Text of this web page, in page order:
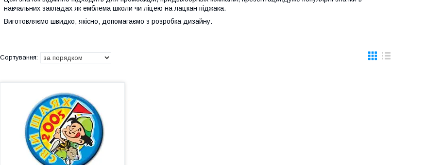
навчальних закладах як емблема школи чи ліцею на лацкан піджака.
Виготовляємо швидко, якісно, допомагаємо з розробка дизайну.